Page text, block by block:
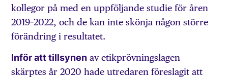
kollegor på med en uppföljande studie för åren
2019–2022, och de kan inte skönja någon större
förändring i resultatet.
Inför att tillsynen av etikprövningslagen
skärptes år 2020 hade utredaren föreslagit att